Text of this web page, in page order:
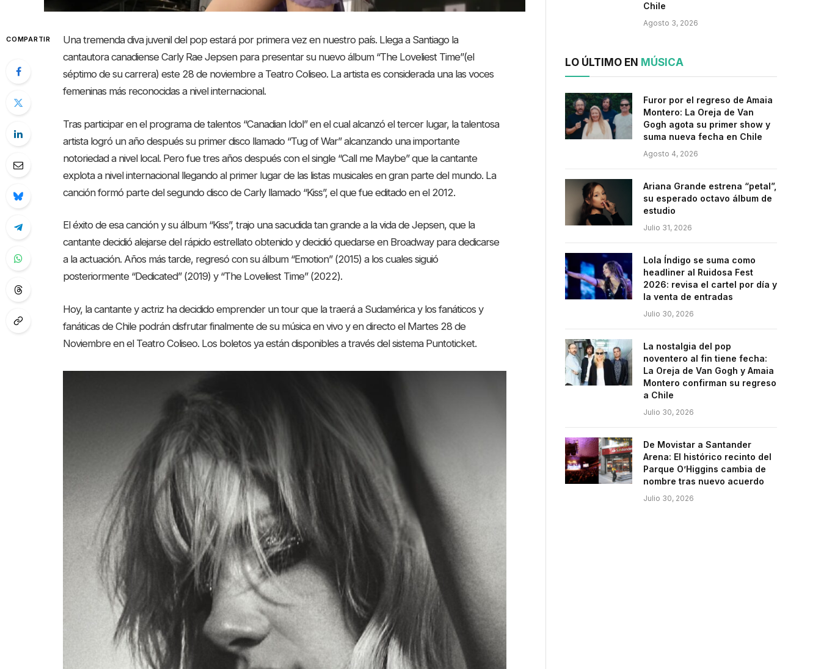
COMPARTIR
Una tremenda diva juvenil del pop estará por primera vez en nuestro país. Llega a Santiago la
cantautora canadiense Carly Rae Jepsen para presentar su nuevo álbum “The Loveliest Time”(el
séptimo de su carrera) este 28 de noviembre a Teatro Coliseo. La artista es considerada una las voces
femeninas más reconocidas a nivel internacional.
Tras participar en el programa de talentos “Canadian Idol” en el cual alcanzó el tercer lugar, la talentosa
artista logró un año después su primer disco llamado “Tug of War” alcanzando una importante
notoriedad a nivel local. Pero fue tres años después con el single “Call me Maybe” que la cantante
explota a nivel internacional llegando al primer lugar de las listas musicales en gran parte del mundo. La
canción formó parte del segundo disco de Carly llamado “Kiss”, el que fue editado en el 2012.
El éxito de esa canción y su álbum “Kiss”, trajo una sacudida tan grande a la vida de Jepsen, que la
cantante decidió alejarse del rápido estrellato obtenido y decidió quedarse en Broadway para dedicarse
a la actuación. Años más tarde, regresó con su álbum “Emotion” (2015) a los cuales siguió
posteriormente “Dedicated” (2019) y “The Loveliest Time” (2022).
Hoy, la cantante y actriz ha decidido emprender un tour que la traerá a Sudamérica y los fanáticos y
fanáticas de Chile podrán disfrutar finalmente de su música en vivo y en directo el Martes 28 de
Noviembre en el Teatro Coliseo. Los boletos ya están disponibles a través del sistema Puntoticket.
Chile
Agosto 3, 2026
LO ÚLTIMO EN MÚSICA
Furor por el regreso de Amaia
Montero: La Oreja de Van
Gogh agota su primer show y
suma nueva fecha en Chile
Agosto 4, 2026
Ariana Grande estrena “petal”,
su esperado octavo álbum de
estudio
Julio 31, 2026
Lola Índigo se suma como
headliner al Ruidosa Fest
2026: revisa el cartel por día y
la venta de entradas
Julio 30, 2026
La nostalgia del pop
noventero al fin tiene fecha:
La Oreja de Van Gogh y Amaia
Montero confirman su regreso
a Chile
Julio 30, 2026
De Movistar a Santander
Arena: El histórico recinto del
Parque O’Higgins cambia de
nombre tras nuevo acuerdo
Julio 30, 2026